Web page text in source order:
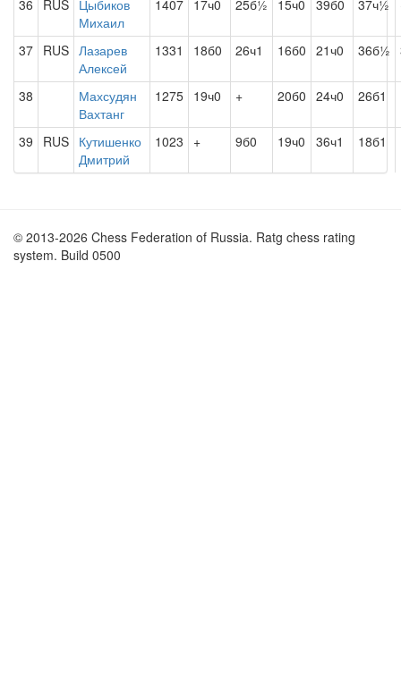
36 RUS Цыбиков
Михаил
1407 17ч0 25б½ 15ч0 39б0 37ч½
37 RUS Лазарев
Алексей
1331 18б0 26ч1 16б0 21ч0 36б½
38
Махсудян
Вахтанг
1275 19ч0 + 20б0 24ч0 26б1
39 RUS Кутишенко
Дмитрий
1023 + 9б0 19ч0 36ч1 18б1
© 2013-2026 Chess Federation of Russia. Ratg chess rating
system. Build 0500